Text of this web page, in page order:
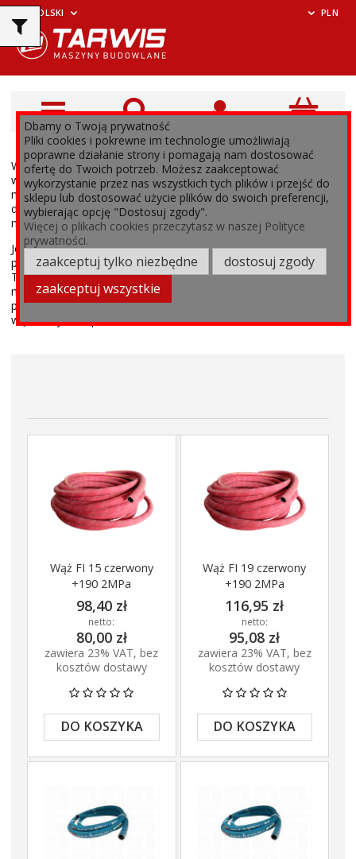
POLSKI PLN
Wszystkie nasze węże olejowe i paliwowe są starannie
wyselekcjonowane, aby zapewnić klientom najwyższą jakość i
niezawodność. Bezpieczeństwo i skuteczność przesyłu cieczy to
dla nas priorytet. Dlatego też nasze produkty spełniają
najwyższe standardy branżowe.
Jeśli szukasz węży olejowych, paliwowych lub przewodów
paliwowych, które sprostają Twoim oczekiwaniom, to sklep
Tarwis.pl jest idealnym miejscem do zakupów. Daj sobie szansę
na efektywną i bezpieczną pracę dzięki naszym wysokiej jakości
produktom. Przekonaj się, dlaczego wielu klientów poleca nasze
węże olejowe i paliwowe!
Wąż FI 15 czerwony
+190 2MPa
98,40 zł
netto:
80,00 zł
zawiera 23% VAT, bez
kosztów dostawy
DO KOSZYKA
Wąż FI 19 czerwony
+190 2MPa
116,95 zł
netto:
95,08 zł
zawiera 23% VAT, bez
kosztów dostawy
DO KOSZYKA
Dbamy o Twoją prywatność
Pliki cookies i pokrewne im technologie umożliwiają
poprawne działanie strony i pomagają nam dostosować
ofertę do Twoich potrzeb. Możesz zaakceptować
wykorzystanie przez nas wszystkich tych plików i przejść do
sklepu lub dostosować użycie plików do swoich preferencji,
wybierając opcję "Dostosuj zgody".
Więcej o plikach cookies przeczytasz w naszej Polityce
prywatności.
zaakceptuj tylko niezbędne
dostosuj zgody
zaakceptuj wszystkie